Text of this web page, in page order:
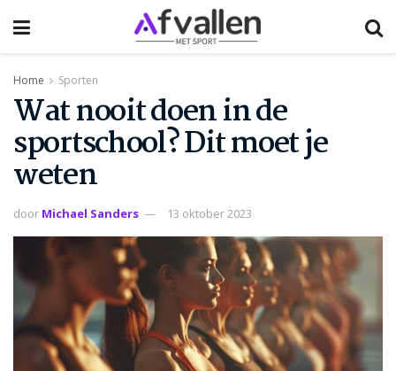
Home Sporten
Wat nooit doen in de
sportschool? Dit moet je
weten
door Michael Sanders 13 oktober 2023